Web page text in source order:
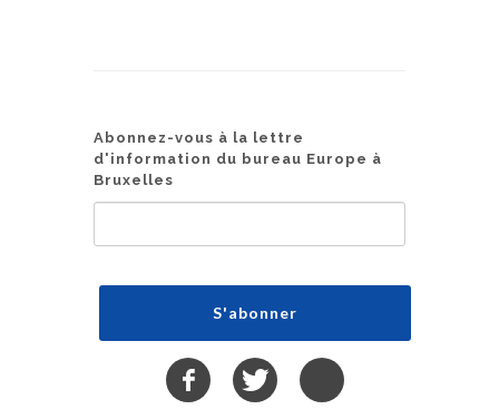
Abonnez-vous à la lettre
d'information du bureau Europe à
Bruxelles